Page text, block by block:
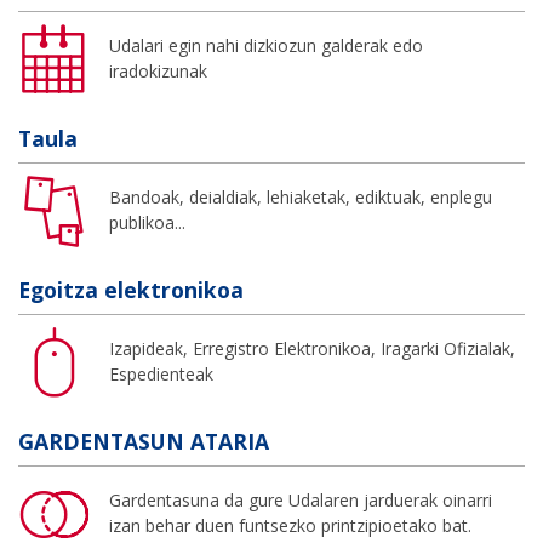
Udalari egin nahi dizkiozun galderak edo
iradokizunak
Taula
Bandoak, deialdiak, lehiaketak, ediktuak, enplegu
publikoa...
Egoitza elektronikoa
Izapideak, Erregistro Elektronikoa, Iragarki Ofizialak,
Espedienteak
GARDENTASUN ATARIA
Gardentasuna da gure Udalaren jarduerak oinarri
izan behar duen funtsezko printzipioetako bat.